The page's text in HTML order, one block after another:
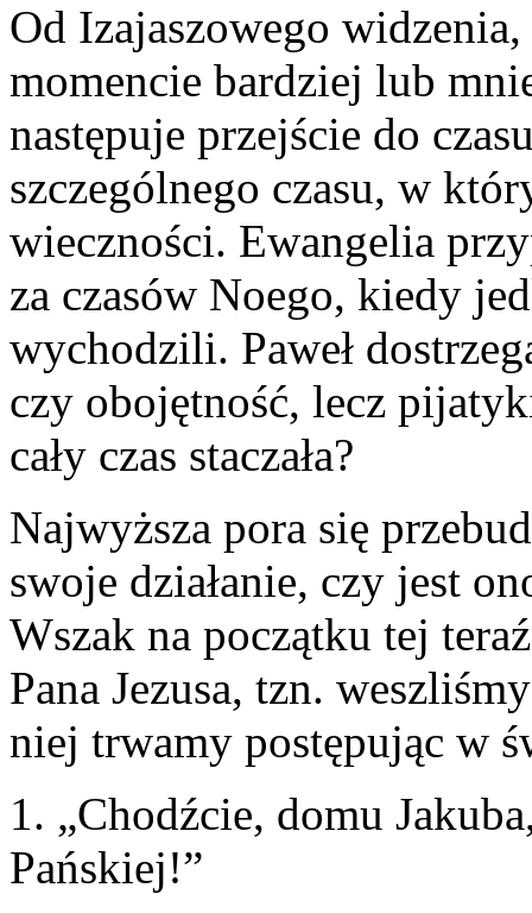
Od Izajaszowego
momencie bardziej lub
następuje przejście do
szczególnego czasu, w
wieczności. Ewangelia
za czasów Noego, kiedy
wychodzili. Paweł
czy obojętność, lecz
cały czas staczała?
Najwyższa pora się
swoje działanie, czy jest
Wszak na początku tej
Pana Jezusa, tzn.
niej trwamy postępując w
1. „Chodźcie, domu
Pańskiej!”